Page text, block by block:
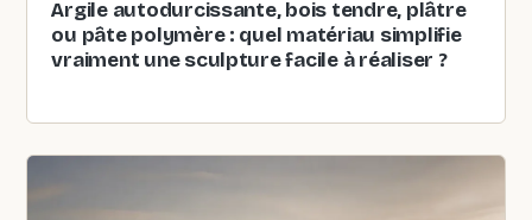
Argile autodurcissante, bois tendre, plâtre
ou pâte polymère : quel matériau simplifie
vraiment une sculpture facile à réaliser ?